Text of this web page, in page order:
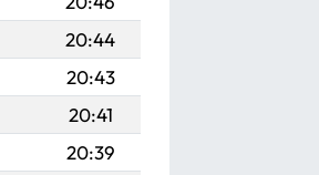
20:44
20:43
20:41
20:39